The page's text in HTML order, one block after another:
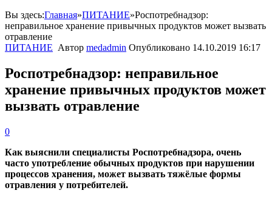
Вы здесь:Главная»ПИТАНИЕ»Роспотребнадзор:
неправильное хранение привычных продуктов может вызвать
отравление
ПИТАНИЕ Автор medadmin Опубликовано 14.10.2019 16:17
Роспотребнадзор: неправильное
хранение привычных продуктов может
вызвать отравление
0
Как выяснили специалисты Роспотребнадзора, очень
часто употребление обычных продуктов при нарушении
процессов хранения, может вызвать тяжёлые формы
отравления у потребителей.